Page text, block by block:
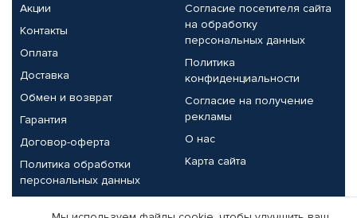
Акции
Контакты
Оплата
Доставка
Обмен и возврат
Гарантия
Договор-оферта
Политика обработки
персональных данных
Согласие посетителя сайта
на обработку
персональных данных
Политика
конфиденциальности
Согласие на получение
рекламы
О нас
Карта сайта